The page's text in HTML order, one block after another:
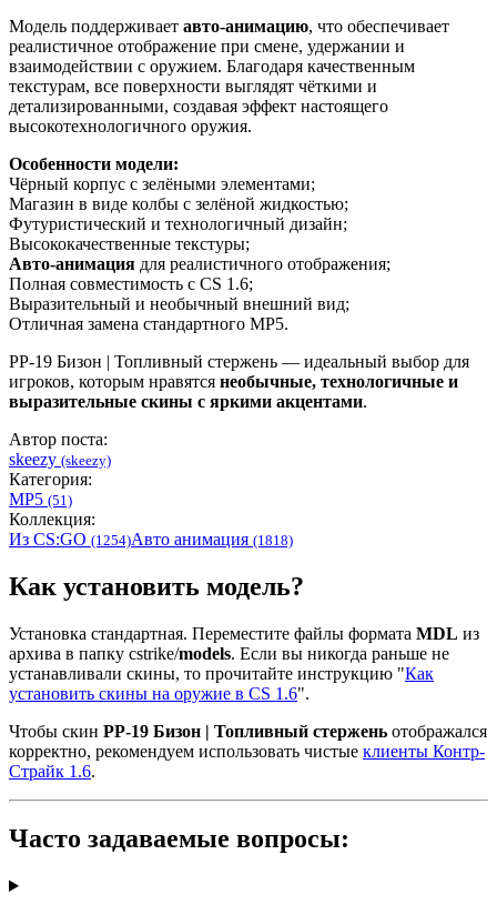
Модель поддерживает авто-анимацию, что обеспечивает
реалистичное отображение при смене, удержании и
взаимодействии с оружием. Благодаря качественным
текстурам, все поверхности выглядят чёткими и
детализированными, создавая эффект настоящего
высокотехнологичного оружия.
Особенности модели:
Чёрный корпус с зелёными элементами;
Магазин в виде колбы с зелёной жидкостью;
Футуристический и технологичный дизайн;
Высококачественные текстуры;
Авто-анимация для реалистичного отображения;
Полная совместимость с CS 1.6;
Выразительный и необычный внешний вид;
Отличная замена стандартного MP5.
PP-19 Бизон | Топливный стержень — идеальный выбор для
игроков, которым нравятся необычные, технологичные и
выразительные скины с яркими акцентами.
Автор поста:
skeezy (skeezy)
Категория:
MP5 (51)
Коллекция:
Из CS:GO (1254)Авто анимация (1818)
Как установить модель?
Установка стандартная. Переместите файлы формата MDL из
архива в папку cstrike/models. Если вы никогда раньше не
устанавливали скины, то прочитайте инструкцию "Как
установить скины на оружие в CS 1.6".
Чтобы скин PP-19 Бизон | Топливный стержень отображался
корректно, рекомендуем использовать чистые клиенты Контр-
Страйк 1.6.
Часто задаваемые вопросы: